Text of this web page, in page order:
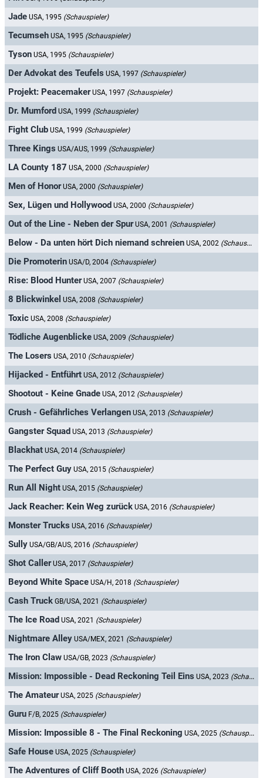
Jade USA, 1995 (Schauspieler)
Tecumseh USA, 1995 (Schauspieler)
Tyson USA, 1995 (Schauspieler)
Der Advokat des Teufels USA, 1997 (Schauspieler)
Projekt: Peacemaker USA, 1997 (Schauspieler)
Dr. Mumford USA, 1999 (Schauspieler)
Fight Club USA, 1999 (Schauspieler)
Three Kings USA/AUS, 1999 (Schauspieler)
LA County 187 USA, 2000 (Schauspieler)
Men of Honor USA, 2000 (Schauspieler)
Sex, Lügen und Hollywood USA, 2000 (Schauspieler)
Out of the Line - Neben der Spur USA, 2001 (Schauspieler)
Below - Da unten hört Dich niemand schreien USA, 2002 (Schauspieler)
Die Promoterin USA/D, 2004 (Schauspieler)
Rise: Blood Hunter USA, 2007 (Schauspieler)
8 Blickwinkel USA, 2008 (Schauspieler)
Toxic USA, 2008 (Schauspieler)
Tödliche Augenblicke USA, 2009 (Schauspieler)
The Losers USA, 2010 (Schauspieler)
Hijacked - Entführt USA, 2012 (Schauspieler)
Shootout - Keine Gnade USA, 2012 (Schauspieler)
Crush - Gefährliches Verlangen USA, 2013 (Schauspieler)
Gangster Squad USA, 2013 (Schauspieler)
Blackhat USA, 2014 (Schauspieler)
The Perfect Guy USA, 2015 (Schauspieler)
Run All Night USA, 2015 (Schauspieler)
Jack Reacher: Kein Weg zurück USA, 2016 (Schauspieler)
Monster Trucks USA, 2016 (Schauspieler)
Sully USA/GB/AUS, 2016 (Schauspieler)
Shot Caller USA, 2017 (Schauspieler)
Beyond White Space USA/H, 2018 (Schauspieler)
Cash Truck GB/USA, 2021 (Schauspieler)
The Ice Road USA, 2021 (Schauspieler)
Nightmare Alley USA/MEX, 2021 (Schauspieler)
The Iron Claw USA/GB, 2023 (Schauspieler)
Mission: Impossible - Dead Reckoning Teil Eins USA, 2023 (Schauspieler)
The Amateur USA, 2025 (Schauspieler)
Guru F/B, 2025 (Schauspieler)
Mission: Impossible 8 - The Final Reckoning USA, 2025 (Schauspieler)
Safe House USA, 2025 (Schauspieler)
The Adventures of Cliff Booth USA, 2026 (Schauspieler)